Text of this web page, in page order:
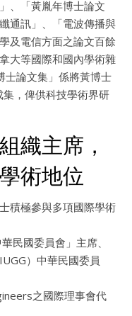
、「黃胤年博士論文
通訊」、「電波傳播與
及電信方面之論文百餘
大等國際和國內學術雜
士論文集」係將黃博士
，俾供科技學術界研
織主席，
術地位
積極參與多項國際學術
民國委員會」主席、
）中華民國委員
之國際理事會代